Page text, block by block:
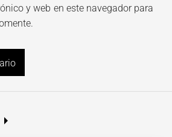
y web en este navegador para